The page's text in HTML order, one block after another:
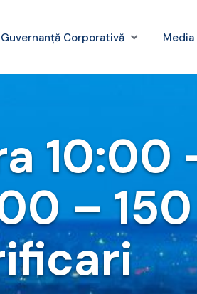
Guvernanță Corporativă Media
10:00
–